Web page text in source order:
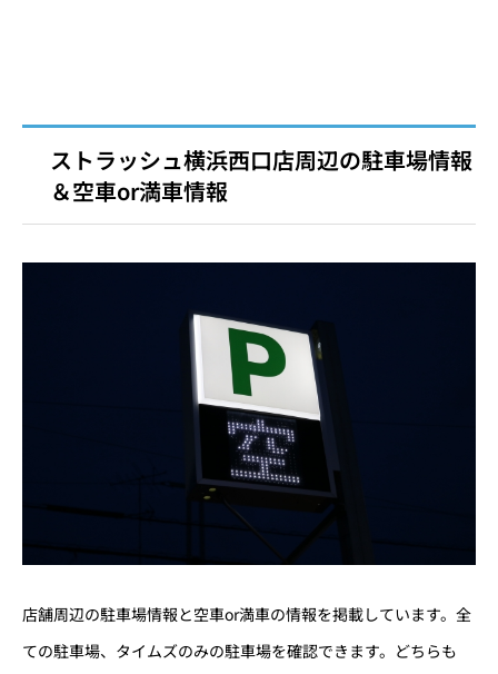
ストラッシュ横浜西口店周辺の駐車場情報
＆空車or満車情報
店舗周辺の駐車場情報と空車or満車の情報を掲載しています。全
ての駐車場、タイムズのみの駐車場を確認できます。どちらも